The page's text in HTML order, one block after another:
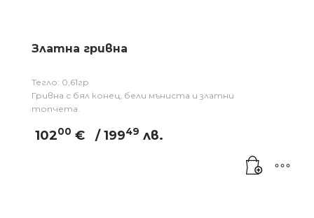
Златна гривна
Тегло: 0,61гр
Гривна с бял конец, бели мъниста и златни
топчета.
10200 € / 19949 лв.